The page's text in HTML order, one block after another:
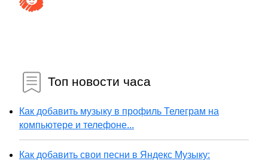
Топ новости часа
Как добавить музыку в профиль Телеграм на
компьютере и телефоне...
Как добавить свои песни в Яндекс Музыку: